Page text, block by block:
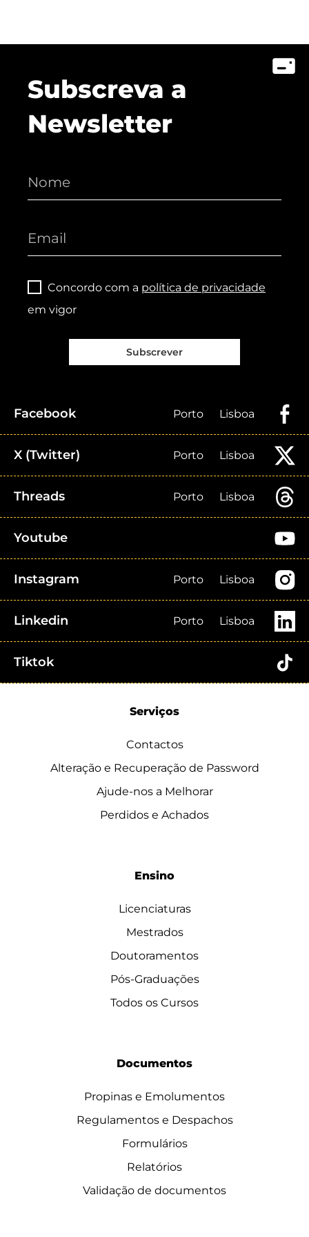
Subscreva a
Newsletter
Concordo com a política de privacidade
em vigor
Subscrever
Facebook Porto Lisboa
X (Twitter) Porto Lisboa
Threads Porto Lisboa
Youtube
Instagram Porto Lisboa
Linkedin Porto Lisboa
Tiktok
Serviços
Contactos
Alteração e Recuperação de Password
Ajude-nos a Melhorar
Perdidos e Achados
Ensino
Licenciaturas
Mestrados
Doutoramentos
Pós-Graduações
Todos os Cursos
Documentos
Propinas e Emolumentos
Regulamentos e Despachos
Formulários
Relatórios
Validação de documentos